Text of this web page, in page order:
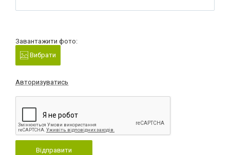
Завантажити фото:
Вибрати
Авторизуватись
Відправити